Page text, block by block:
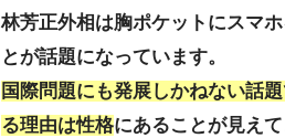
林芳正外相は胸ポケットにスマ
とが話題になっています。
国際問題にも発展しかねない話
る理由は性格にあることが見え